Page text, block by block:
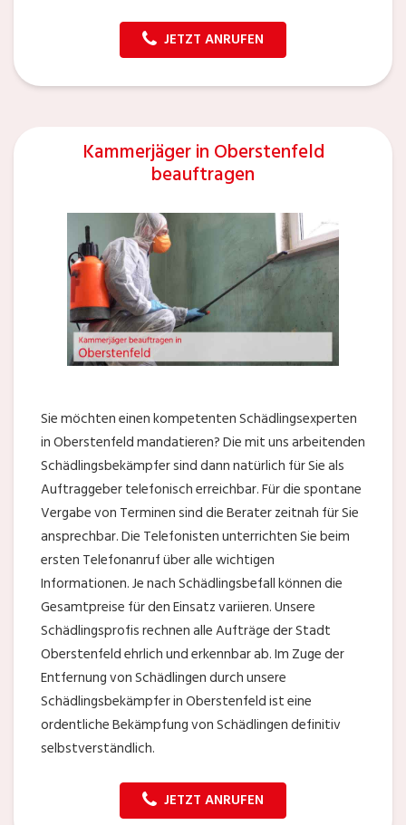
JETZT ANRUFEN
Kammerjäger in Oberstenfeld
beauftragen
Sie möchten einen kompetenten Schädlingsexperten
in Oberstenfeld mandatieren? Die mit uns arbeitenden
Schädlingsbekämpfer sind dann natürlich für Sie als
Auftraggeber telefonisch erreichbar. Für die spontane
Vergabe von Terminen sind die Berater zeitnah für Sie
ansprechbar. Die Telefonisten unterrichten Sie beim
ersten Telefonanruf über alle wichtigen
Informationen. Je nach Schädlingsbefall können die
Gesamtpreise für den Einsatz variieren. Unsere
Schädlingsprofis rechnen alle Aufträge der Stadt
Oberstenfeld ehrlich und erkennbar ab. Im Zuge der
Entfernung von Schädlingen durch unsere
Schädlingsbekämpfer in Oberstenfeld ist eine
ordentliche Bekämpfung von Schädlingen definitiv
selbstverständlich.
JETZT ANRUFEN